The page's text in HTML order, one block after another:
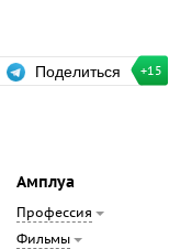
Поделиться +15
Амплуа
Профессия
Фильмы